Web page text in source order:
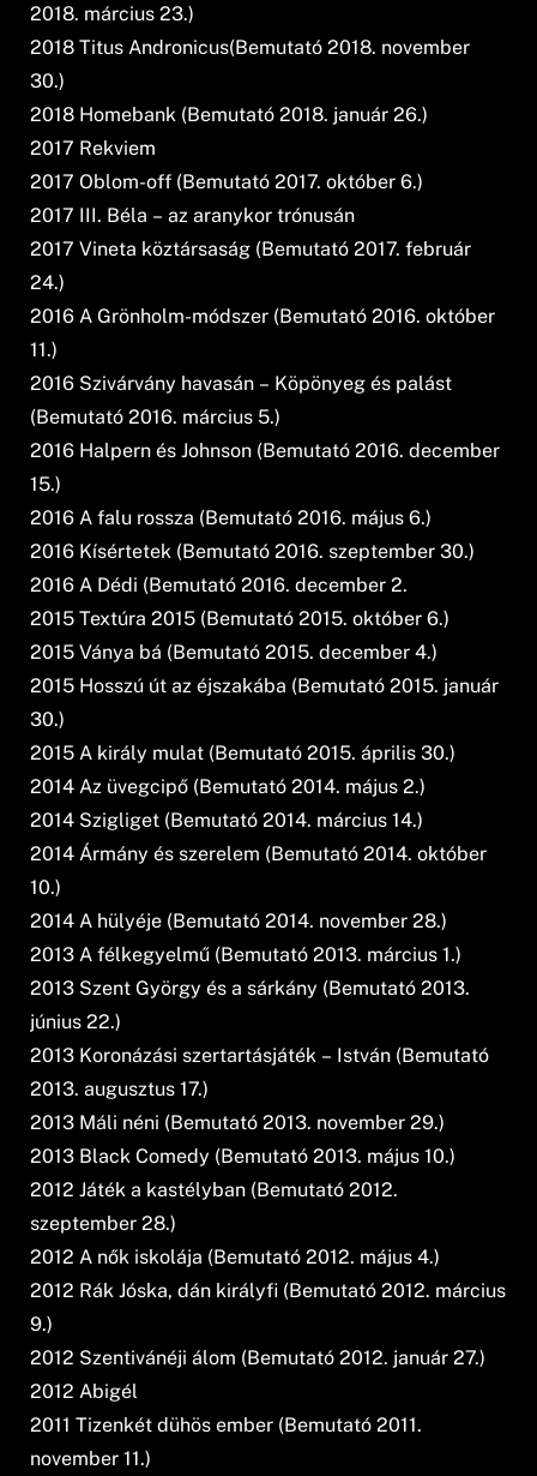
2018. március 23.)
2018 Titus Andronicus(Bemutató 2018. november
30.)
2018 Homebank (Bemutató 2018. január 26.)
2017 Rekviem
2017 Oblom-off (Bemutató 2017. október 6.)
2017 III. Béla – az aranykor trónusán
2017 Vineta köztársaság (Bemutató 2017. február
24.)
2016 A Grönholm-módszer (Bemutató 2016. október
11.)
2016 Szivárvány havasán – Köpönyeg és palást
(Bemutató 2016. március 5.)
2016 Halpern és Johnson (Bemutató 2016. december
15.)
2016 A falu rossza (Bemutató 2016. május 6.)
2016 Kísértetek (Bemutató 2016. szeptember 30.)
2016 A Dédi (Bemutató 2016. december 2.
2015 Textúra 2015 (Bemutató 2015. október 6.)
2015 Ványa bá (Bemutató 2015. december 4.)
2015 Hosszú út az éjszakába (Bemutató 2015. január
30.)
2015 A király mulat (Bemutató 2015. április 30.)
2014 Az üvegcipő (Bemutató 2014. május 2.)
2014 Szigliget (Bemutató 2014. március 14.)
2014 Ármány és szerelem (Bemutató 2014. október
10.)
2014 A hülyéje (Bemutató 2014. november 28.)
2013 A félkegyelmű (Bemutató 2013. március 1.)
2013 Szent György és a sárkány (Bemutató 2013.
június 22.)
2013 Koronázási szertartásjáték – István (Bemutató
2013. augusztus 17.)
2013 Máli néni (Bemutató 2013. november 29.)
2013 Black Comedy (Bemutató 2013. május 10.)
2012 Játék a kastélyban (Bemutató 2012.
szeptember 28.)
2012 A nők iskolája (Bemutató 2012. május 4.)
2012 Rák Jóska, dán királyfi (Bemutató 2012. március
9.)
2012 Szentivánéji álom (Bemutató 2012. január 27.)
2012 Abigél
2011 Tizenkét dühös ember (Bemutató 2011.
november 11.)